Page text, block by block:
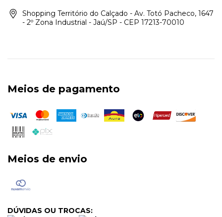
Shopping Território do Calçado - Av. Totó Pacheco, 1647
- 2º Zona Industrial - Jaú/SP - CEP 17213-70010
Meios de pagamento
Meios de envio
DÚVIDAS OU TROCAS: